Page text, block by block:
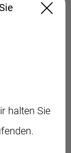
z.B.
von
gibt. Wir
geeignet ist.
er viele B-
zwischen
halten Sie